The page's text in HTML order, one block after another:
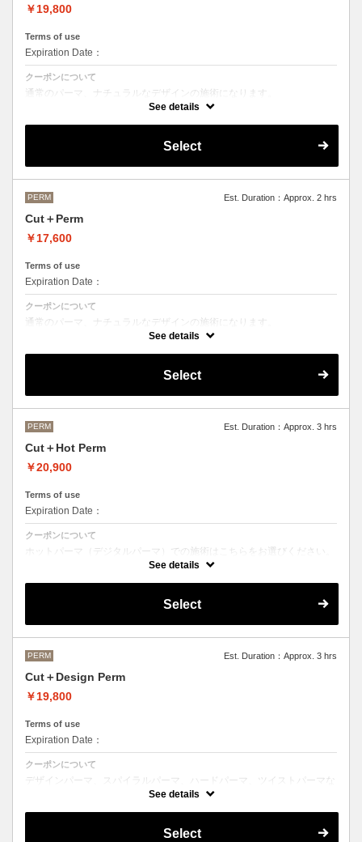
￥19,800
Terms of use
Expiration Date：
クーポンについて
通常のパーマ、ナチュラルなデザインの施術になります。
カット＋パーマ（税込17,600円）＋OLAPLEX（税込2,200円）
OLAPLEXを使うことでダメージを軽減させ、髪にツヤ、はりを与えま
などをご希望の方は、最終受付時間が変わるため別途メニューがござい
ますのでそちらの選択をお願いしております。
せ。
M ¥＋1100 L¥＋1650 LL¥＋2200
See details
Select
PERM Est. Duration：Approx. 2 hrs
Cut＋Perm
￥17,600
Terms of use
Expiration Date：
クーポンについて
通常のパーマ、ナチュラルなデザインの施術になります。
などをご希望の方は、最終受付時間が変わるため別途メニューがござい
●ご不明な点がある場合お手数ですが、お電話にてご確認くださいま
●髪の長さにより別途ロング料金を頂戴いたします。
M ¥＋1100 L¥＋1650 LL¥＋2200
See details
Select
PERM Est. Duration：Approx. 3 hrs
Cut＋Hot Perm
￥20,900
Terms of use
Expiration Date：
クーポンについて
ホットパーマ（デジタルパーマ）での施術はこちらをお選びください。
手数ですがお電話にてご確認くださいませ。
M ¥＋1100 L¥＋1650 LL¥＋2200
See details
Select
PERM Est. Duration：Approx. 3 hrs
Cut＋Design Perm
￥19,800
Terms of use
Expiration Date：
クーポンについて
デザインパーマ、スパイラルパーマ、ハードパーマ、ツイストパーマな
どをご希望の方はこちらのメニューをご選択ください。
●パーマはデザインによって施術時間、料金が前後する場合がございま
●髪の長さにより別途ロング料金を頂戴いたします。
See details
Select